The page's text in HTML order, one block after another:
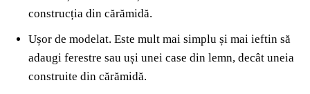
construcția din cărămidă.
Ușor de modelat. Este mult mai simplu și mai ieftin să
adaugi ferestre sau uși unei case din lemn, decât uneia
construite din cărămidă.